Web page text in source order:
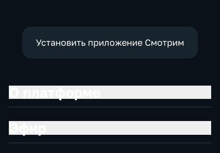
Установить приложение Смотрим